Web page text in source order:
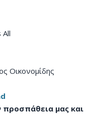
All
Οικονομίδης
προσπάθεια μας και